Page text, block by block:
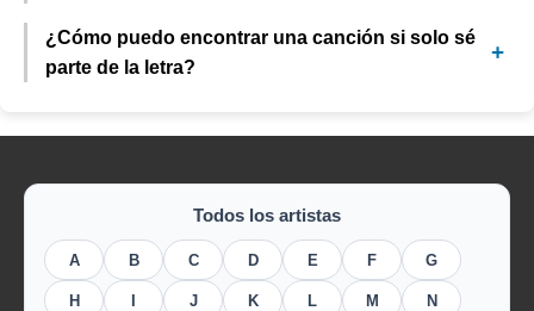
¿Cómo puedo encontrar una canción si solo sé
parte de la letra?
Todos los artistas
A B C D E F G
H J K L M N